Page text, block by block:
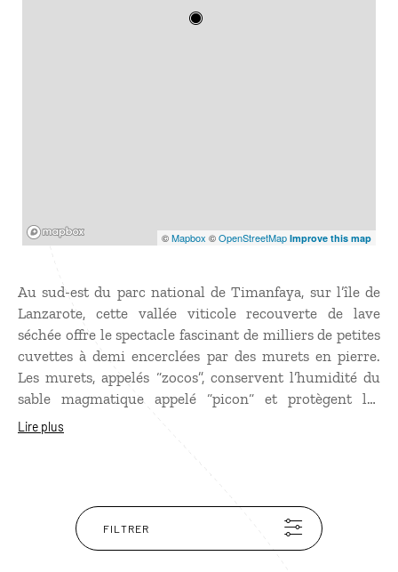
©Mapbox ©OpenStreetMap Improve this map
Au sud-est du parc national de Timanfaya, sur l’île de
Lanzarote, cette vallée viticole recouverte de lave
séchée offre le spectacle fascinant de milliers de petites
cuvettes à demi encerclées par des murets en pierre.
Les murets, appelés “zocos”, conservent l’humidité du
sable magmatique appelé “picon“ et protègent les
grappes de raisin des vents chauds et secs qui
Découvrez à proximité du village de Masdache, le
musée du vin qui permet de visiter les caves plus
anciennes de l'archipel.
Lire plus
FILTRER